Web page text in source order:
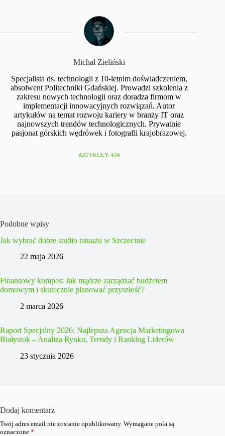
Michał Zieliński
Specjalista ds. technologii z 10-letnim doświadczeniem,
absolwent Politechniki Gdańskiej. Prowadzi szkolenia z
zakresu nowych technologii oraz doradza firmom w
implementacji innowacyjnych rozwiązań. Autor
artykułów na temat rozwoju kariery w branży IT oraz
najnowszych trendów technologicznych. Prywatnie
pasjonat górskich wędrówek i fotografii krajobrazowej.
ARTYKUŁY: 434
Podobne wpisy
Jak wybrać dobre studio tatuażu w Szczecinie
22 maja 2026
Finansowy kompas: Jak mądrze zarządzać budżetem
domowym i skutecznie planować przyszłość?
2 marca 2026
Raport Specjalny 2026: Najlepsza Agencja Marketingowa
Białystok – Analiza Rynku, Trendy i Ranking Liderów
23 stycznia 2026
Dodaj komentarz
Twój adres email nie zostanie opublikowany. Wymagane pola są
oznaczone *